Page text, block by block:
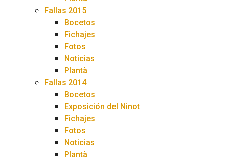
Fallas 2015
Bocetos
Fichajes
Fotos
Noticias
Plantà
Fallas 2014
Bocetos
Exposición del Ninot
Fichajes
Fotos
Noticias
Plantà